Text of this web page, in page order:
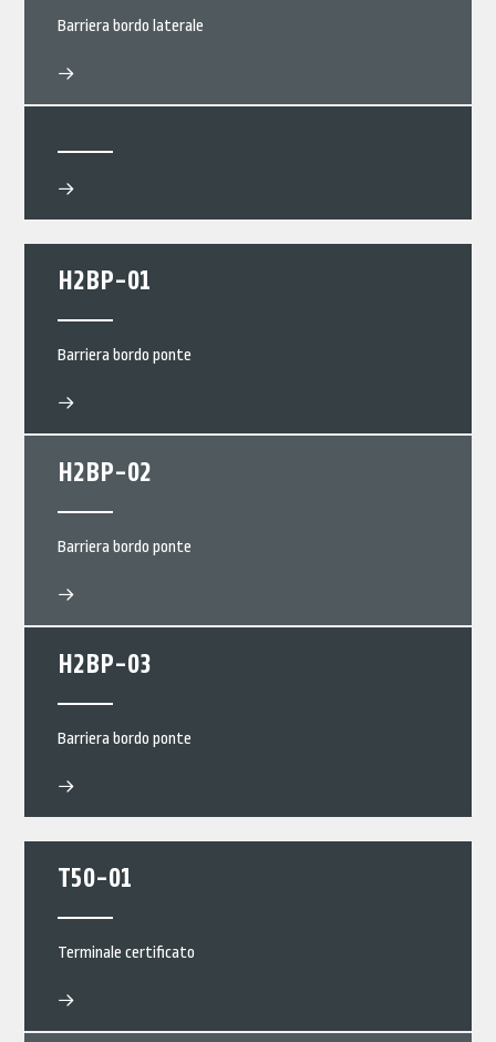
Barriera bordo laterale
H2BP-01
Barriera bordo ponte
H2BP-02
Barriera bordo ponte
H2BP-03
Barriera bordo ponte
T50-01
Terminale certificato